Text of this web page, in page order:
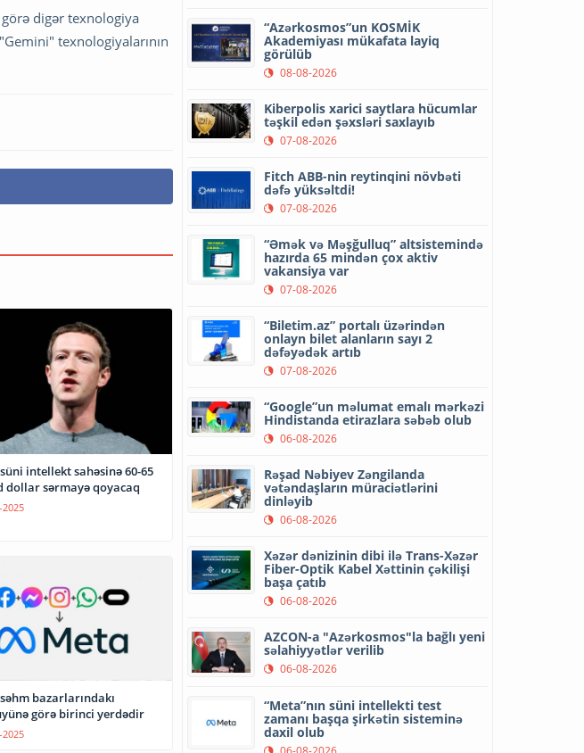
digər texnologiya
texnologiyalarının
intellekt sahəsinə 60-65
dollar sərmayə qoyacaq
2025
bazarlarındakı
görə birinci yerdədir
2025
“Azərkosmos”un KOSMİK
Akademiyası mükafata layiq
görülüb
08-08-2026
Kiberpolis xarici saytlara hücumlar
təşkil edən şəxsləri saxlayıb
07-08-2026
Fitch ABB-nin reytinqini növbəti
dəfə yüksəltdi!
07-08-2026
“Əmək və Məşğulluq” altsistemində
hazırda 65 mindən çox aktiv
vakansiya var
07-08-2026
“Biletim.az” portalı üzərindən
onlayn bilet alanların sayı 2
dəfəyədək artıb
07-08-2026
“Google”un məlumat emalı mərkəzi
Hindistanda etirazlara səbəb olub
06-08-2026
Rəşad Nəbiyev Zəngilanda
vətəndaşların müraciətlərini
dinləyib
06-08-2026
Xəzər dənizinin dibi ilə Trans-Xəzər
Fiber-Optik Kabel Xəttinin çəkilişi
başa çatıb
06-08-2026
AZCON-a "Azərkosmos"la bağlı yeni
səlahiyyətlər verilib
06-08-2026
“Meta”nın süni intellekti test
zamanı başqa şirkətin sisteminə
daxil olub